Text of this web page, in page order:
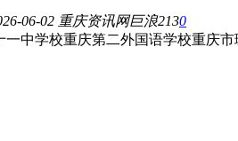
06-02 重庆资讯网巨浪2130
中学校重庆第二外国语学校重庆